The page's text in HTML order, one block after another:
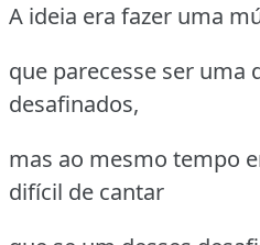
A ideia era fazer uma
que parecesse ser uma
desafinados,
mas ao mesmo tempo
difícil de cantar